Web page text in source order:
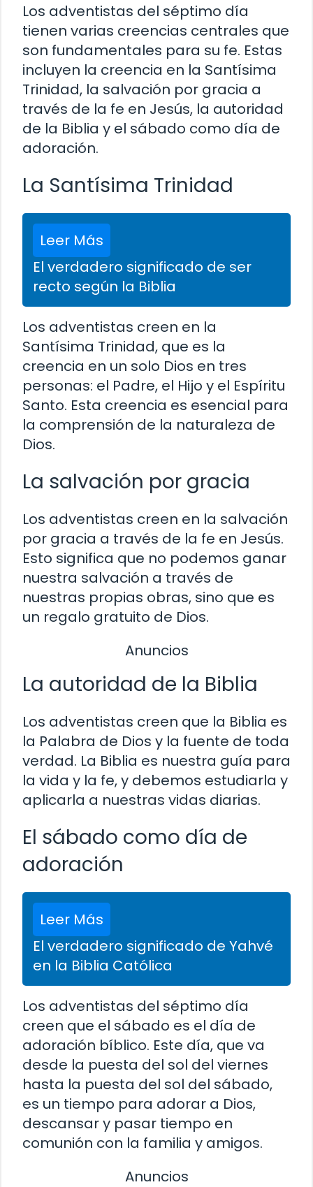
Los adventistas del séptimo día
tienen varias creencias centrales que
son fundamentales para su fe. Estas
incluyen la creencia en la Santísima
Trinidad, la salvación por gracia a
través de la fe en Jesús, la autoridad
de la Biblia y el sábado como día de
adoración.
La Santísima Trinidad
Leer Más
El verdadero significado de ser
recto según la Biblia
Los adventistas creen en la
Santísima Trinidad, que es la
creencia en un solo Dios en tres
personas: el Padre, el Hijo y el Espíritu
Santo. Esta creencia es esencial para
la comprensión de la naturaleza de
Dios.
La salvación por gracia
Los adventistas creen en la salvación
por gracia a través de la fe en Jesús.
Esto significa que no podemos ganar
nuestra salvación a través de
nuestras propias obras, sino que es
un regalo gratuito de Dios.
Anuncios
La autoridad de la Biblia
Los adventistas creen que la Biblia es
la Palabra de Dios y la fuente de toda
verdad. La Biblia es nuestra guía para
la vida y la fe, y debemos estudiarla y
aplicarla a nuestras vidas diarias.
El sábado como día de
adoración
Leer Más
El verdadero significado de Yahvé
en la Biblia Católica
Los adventistas del séptimo día
creen que el sábado es el día de
adoración bíblico. Este día, que va
desde la puesta del sol del viernes
hasta la puesta del sol del sábado,
es un tiempo para adorar a Dios,
descansar y pasar tiempo en
comunión con la familia y amigos.
Anuncios